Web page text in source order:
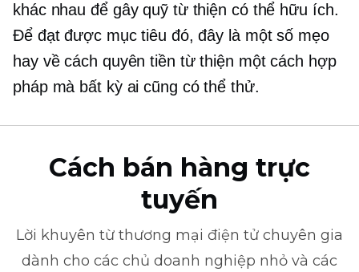
khác nhau để gây quỹ từ thiện có thể hữu ích.
Để đạt được mục tiêu đó, đây là một số mẹo
hay về cách quyên tiền từ thiện một cách hợp
pháp mà bất kỳ ai cũng có thể thử.
Cách bán hàng trực
tuyến
Lời khuyên từ thương mại điện tử chuyên gia
dành cho các chủ doanh nghiệp nhỏ và các